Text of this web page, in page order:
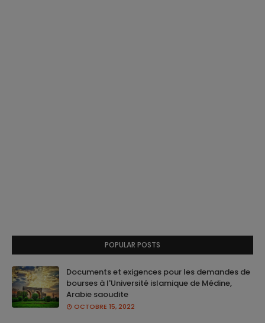
POPULAR POSTS
Documents et exigences pour les demandes de
bourses à l'Université islamique de Médine,
Arabie saoudite
OCTOBRE 15, 2022